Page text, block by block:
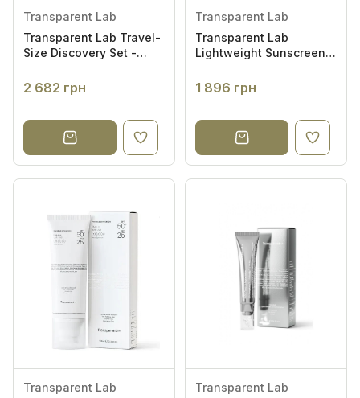
Transparent Lab
Transparent Lab Travel-
Size Discovery Set -
2 682 грн
Transparent Lab
Transparent Lab
Lightweight Sunscreen
сонцезахисний крем
1 896 грн
Transparent Lab
Transparent Lab